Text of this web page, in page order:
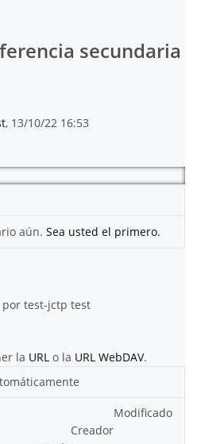
secundaria
, 13/10/22 16:53
aún. Sea usted el primero.
test-jctp test
la URL o la URL WebDAV.
Modificado
Creador